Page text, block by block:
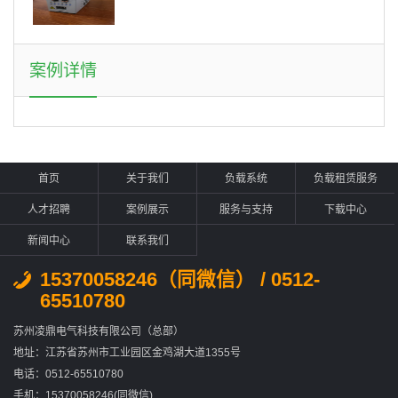
案例详情
首页 关于我们 负载系统 负载租赁服务
人才招聘 案例展示 服务与支持 下载中心
新闻中心 联系我们
15370058246（同微信） / 0512-
65510780
苏州凌鼎电气科技有限公司（总部）
地址：江苏省苏州市工业园区金鸡湖大道1355号
电话：0512-65510780
手机：15370058246(同微信)